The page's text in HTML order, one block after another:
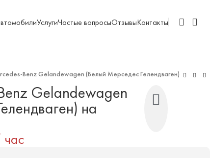
УслугиЧастые вопросыОтзывыКонтакты
Benz Gelandewagen (Белый Мерседес Гелендваген)
Gelandewagen
на